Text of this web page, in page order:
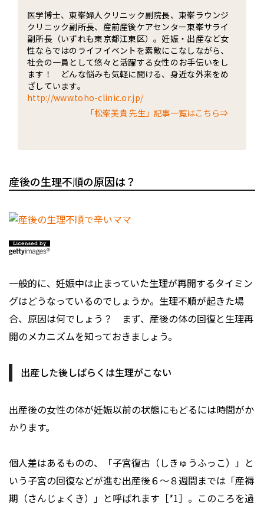
医学博士、東峯婦人クリニック副院長、東峯ラウンジ
クリニック副所長、産前産後ケアセンター東峯サライ
副所長（いずれも東京都江東区）。妊娠・出産など女
性ならではのライフイベントを素敵にこなしながら、
社会の一員として悠々と活躍する女性のお手伝いをし
ます！ どんな悩みも気軽に聞ける、身近な外来をめ
ざしています。
http://www.toho-clinic.or.jp/
「松峯美貴 先生」記事一覧はこちら⇒
産後の生理不順の原因は？
一般的に、妊娠中は止まっていた生理が再開するタイミン
グはどうなっているのでしょうか。生理不順が起きた場
合、原因は何でしょう？ まず、産後の体の回復と生理再
開のメカニズムを知っておきましょう。
出産した後しばらくは生理がこない
出産後の女性の体が妊娠以前の状態にもどるには時間がか
かります。
個人差はあるものの、「子宮復古（しきゅうふっこ）」と
いう子宮の回復などが進む出産後６～８週間までは「産褥
期（さんじょくき）」と呼ばれます［*1］。このころを過